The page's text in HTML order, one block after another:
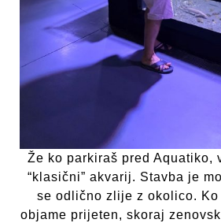
Že ko parkiraš pred Aquatiko,
“klasični” akvarij. Stavba je
se odlično zlije z okolico. Ko
objame prijeten, skoraj